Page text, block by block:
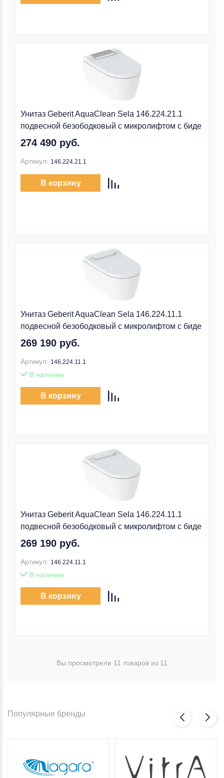
Унитаз Geberit AquaClean Sela 146.224.21.1
подвесной безободковый с микролифтом с биде
274 490 руб.
Артикул: 146.224.21.1
В корзину
Унитаз Geberit AquaClean Sela 146.224.11.1
подвесной безободковый с микролифтом с биде
269 190 руб.
Артикул: 146.224.11.1
В наличии
В корзину
Унитаз Geberit AquaClean Sela 146.224.11.1
подвесной безободковый с микролифтом с биде
269 190 руб.
Артикул: 146.224.11.1
В наличии
В корзину
Вы просмотрели 11 товаров из 11
Популярные бренды